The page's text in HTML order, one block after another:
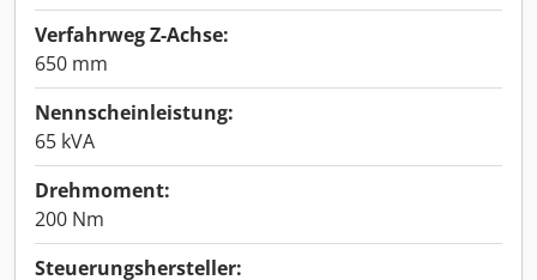
Verfahrweg Z-Achse:
650 mm
Nennscheinleistung:
65 kVA
Drehmoment:
200 Nm
Steuerungshersteller: